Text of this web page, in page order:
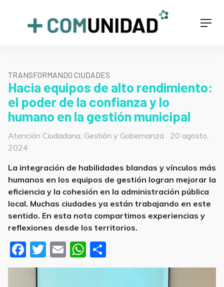
+COMUNIDAD
TRANSFORMANDO CIUDADES
Hacia equipos de alto rendimiento:
el poder de la confianza y lo
humano en la gestión municipal
Categorías
Atención Ciudadana, Gestión y Gobernanza
Posted
20 agosto,
2024
La integración de habilidades blandas y vínculos más
humanos en los equipos de gestión logran mejorar la
eficiencia y la cohesión en la administración pública
local. Muchas ciudades ya están trabajando en este
sentido. En esta nota compartimos experiencias y
reflexiones desde los territorios.
F
a
T
w
E
m
W
h h